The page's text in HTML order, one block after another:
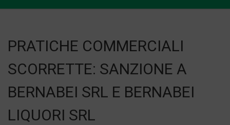
PRATICHE COMMERCIALI
SCORRETTE: SANZIONE A
BERNABEI SRL E BERNABEI
LIQUORI SRL